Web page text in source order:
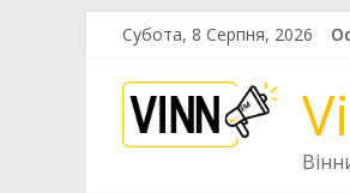
content
Субота, 8 Серпня, 2026